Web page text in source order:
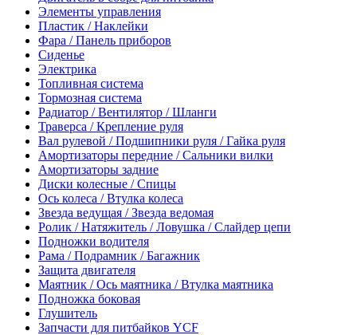
Элементы управления
Пластик / Наклейки
Фара / Панель приборов
Сиденье
Электрика
Топливная система
Тормозная система
Радиатор / Вентилятор / Шланги
Траверса / Крепление руля
Вал рулевой / Подшипники руля / Гайка руля
Амортизаторы передние / Сальники вилки
Амортизаторы задние
Диски колесные / Спицы
Ось колеса / Втулка колеса
Звезда ведущая / Звезда ведомая
Ролик / Натяжитель / Ловушка / Слайдер цепи
Подножки водителя
Рама / Подрамник / Багажник
Защита двигателя
Маятник / Ось маятника / Втулка маятника
Подножка боковая
Глушитель
Запчасти для питбайков YCF